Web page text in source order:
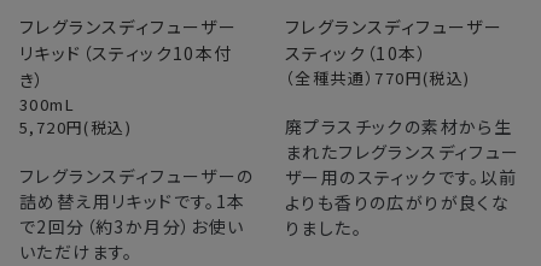
フレグランスディフューザー
リキッド（スティック10本付
き）
300mL
5,720円(税込)
フレグランスディフューザーの
詰め替え用リキッドです。1本
で2回分（約3か月分）お使い
いただけます。
フレグランスディフューザー
スティック（10本）
（全種共通）770円(税込)
廃プラスチックの素材から生
まれたフレグランスディフュー
ザー用のスティックです。以前
よりも香りの広がりが良くな
りました。